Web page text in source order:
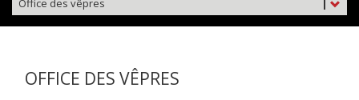
|
Office des vêpres
OFFICE DES VÊPRES